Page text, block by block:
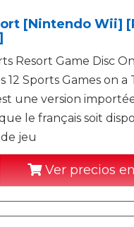
[Nintendo Wii]
Resort Game Disc
12 Sports Games on a
une version
le français soit
jeu
Ver precios